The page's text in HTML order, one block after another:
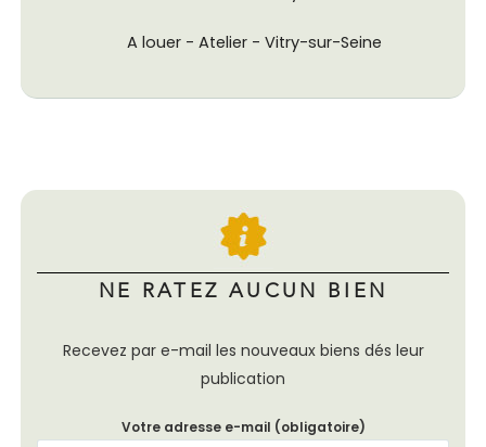
A louer - Atelier - Vitry-sur-Seine
NE RATEZ AUCUN BIEN
Recevez par e-mail les nouveaux biens dés leur
publication
Votre adresse e-mail (obligatoire)